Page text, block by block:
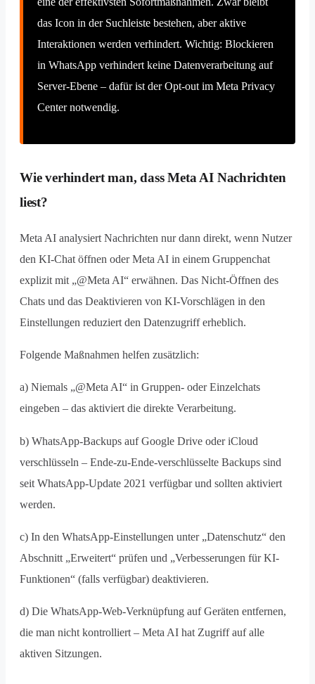
das Icon in der Suchleiste bestehen, aber aktive
Interaktionen werden verhindert. Wichtig: Blockieren
in WhatsApp verhindert keine Datenverarbeitung auf
Server-Ebene – dafür ist der Opt-out im Meta Privacy
Center notwendig.
Wie verhindert man, dass Meta AI Nachrichten
liest?
Meta AI analysiert Nachrichten nur dann direkt, wenn Nutzer
den KI-Chat öffnen oder Meta AI in einem Gruppenchat
explizit mit „@Meta AI“ erwähnen. Das Nicht-Öffnen des
Chats und das Deaktivieren von KI-Vorschlägen in den
Einstellungen reduziert den Datenzugriff erheblich.
Folgende Maßnahmen helfen zusätzlich:
a) Niemals „@Meta AI“ in Gruppen- oder Einzelchats
eingeben – das aktiviert die direkte Verarbeitung.
b) WhatsApp-Backups auf Google Drive oder iCloud
verschlüsseln – Ende-zu-Ende-verschlüsselte Backups sind
seit WhatsApp-Update 2021 verfügbar und sollten aktiviert
werden.
c) In den WhatsApp-Einstellungen unter „Datenschutz“ den
Abschnitt „Erweitert“ prüfen und „Verbesserungen für KI-
Funktionen“ (falls verfügbar) deaktivieren.
d) Die WhatsApp-Web-Verknüpfung auf Geräten entfernen,
die man nicht kontrolliert – Meta AI hat Zugriff auf alle
aktiven Sitzungen.